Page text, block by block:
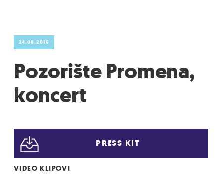
24.08.2016
Pozorište Promena,
koncert
PRESS KIT
VIDEO KLIPOVI